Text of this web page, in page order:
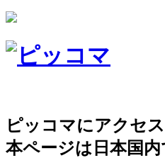
ピッコマにアクセ
本ページは日本国